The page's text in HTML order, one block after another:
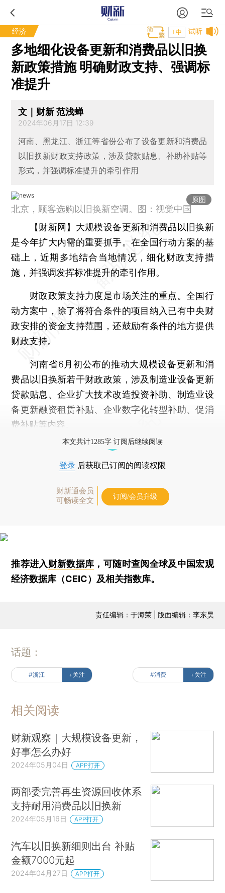
经济 试听
T中
多地细化设备更新和消费品以旧换
新政策措施 明确财政支持、强调标
准提升
文｜财新 范浅蝉
2024年06月17日 12:39
河南、黑龙江、浙江等省份公布了设备更新和消费品
以旧换新财政支持政策，涉及贷款贴息、补助补贴等
形式，并强调标准提升的牵引作用
原图
北京，顾客选购以旧换新空调。图：视觉中国
【财新网】 大规模设备更新和消费品以旧换新
是今年扩大内需的重要抓手。在全国行动方案的基
础上，近期多地结合当地情况，细化财政支持措
施，并强调发挥标准提升的牵引作用。
财政政策支持力度是市场关注的重点。全国行
动方案中，除了将符合条件的项目纳入已有中央财
政安排的资金支持范围，还鼓励有条件的地方提供
财政支持。
河南省6月初公布的推动大规模设备更新和消
费品以旧换新若干财政政策，涉及制造业设备更新
贷款贴息、企业扩大技术改造投资补助、制造业设
备更新融资租赁补贴、企业数字化转型补助、促消
费补贴等内容。
本文共计1285字 订阅后继续阅读
登录 后获取已订阅的阅读权限
财新通会员
可畅读全文
订阅/会员升级
推荐进入财新数据库 ，可随时查阅全球及中国宏观
经济数据库（CEIC）及相关指数库。
责任编辑：于海荣 | 版面编辑：李东昊
话题：
#浙江 +关注 #消费 +关注
相关阅读
财新观察｜大规模设备更新，
好事怎么办好
2024年05月04日 APP打开
两部委完善再生资源回收体系
支持耐用消费品以旧换新
2024年05月16日 APP打开
汽车以旧换新细则出台 补贴
金额7000元起
2024年04月27日 APP打开